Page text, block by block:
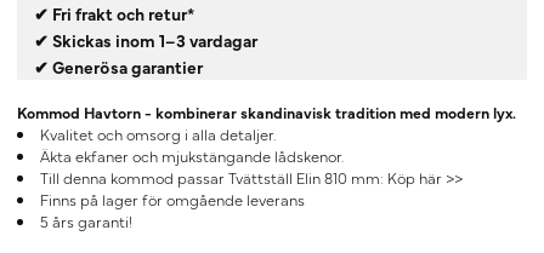
✔ Fri frakt och retur*
✔ Skickas inom 1–3 vardagar
✔ Generösa garantier
Kommod Havtorn - kombinerar skandinavisk tradition med modern lyx.
Kvalitet och omsorg i alla detaljer.
Äkta ekfaner och mjukstängande lådskenor.
Till denna kommod passar Tvättställ Elin 810 mm: Köp här >>
Finns på lager för omgående leverans
5 års garanti!